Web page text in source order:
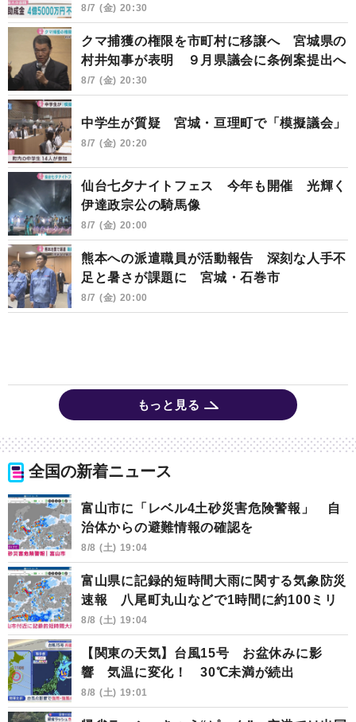
8/7 (金) 20:30
クマ捕獲の権限を市町村に移譲へ 宮城県の
村井知事が表明 ９月県議会に条例案提出へ
8/7 (金) 20:30
中学生が質疑 宮城・亘理町で「模擬議会」
8/7 (金) 20:20
仙台七夕ナイトフェス 今年も開催 光輝く
伊達政宗公の騎馬像
8/7 (金) 20:00
熊本への派遣職員が活動報告 深刻な人手不
足と暑さが課題に 宮城・石巻市
8/7 (金) 20:00
もっと見る
全国の新着ニュース
富山市に「レベル4土砂災害危険警報」 自
治体からの避難情報の確認を
8/8 (土) 19:04
富山県に記録的短時間大雨に関する気象防災
速報 八尾町丸山などで1時間に約100ミリ
8/8 (土) 19:04
【関東の天気】台風15号 お盆休みに影
響 気温に変化！ 30℃未満が続出
8/8 (土) 19:01